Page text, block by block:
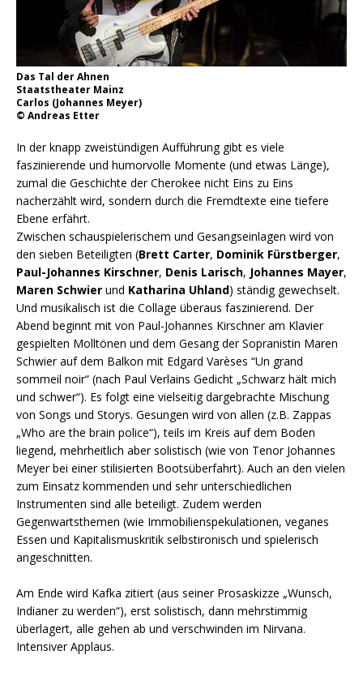
Das Tal der Ahnen
Staatstheater Mainz
Carlos (Johannes Meyer)
© Andreas Etter
In der knapp zweistündigen Aufführung gibt es viele
faszinierende und humorvolle Momente (und etwas Länge),
zumal die Geschichte der Cherokee nicht Eins zu Eins
nacherzählt wird, sondern durch die Fremdtexte eine tiefere
Ebene erfährt.
Zwischen schauspielerischem und Gesangseinlagen wird von
den sieben Beteiligten (Brett Carter, Dominik Fürstberger,
Paul-Johannes Kirschner, Denis Larisch, Johannes Mayer,
Maren Schwier und Katharina Uhland) ständig gewechselt.
Und musikalisch ist die Collage überaus faszinierend. Der
Abend beginnt mit von Paul-Johannes Kirschner am Klavier
gespielten Molltönen und dem Gesang der Sopranistin Maren
Schwier auf dem Balkon mit Edgard Varèses “Un grand
sommeil noir“ (nach Paul Verlains Gedicht „Schwarz hält mich
und schwer“). Es folgt eine vielseitig dargebrachte Mischung
von Songs und Storys. Gesungen wird von allen (z.B. Zappas
„Who are the brain police“), teils im Kreis auf dem Boden
liegend, mehrheitlich aber solistisch (wie von Tenor Johannes
Meyer bei einer stilisierten Bootsüberfahrt). Auch an den vielen
zum Einsatz kommenden und sehr unterschiedlichen
Instrumenten sind alle beteiligt. Zudem werden
Gegenwartsthemen (wie Immobilienspekulationen, veganes
Essen und Kapitalismuskritik selbstironisch und spielerisch
angeschnitten.
Am Ende wird Kafka zitiert (aus seiner Prosaskizze „Wunsch,
Indianer zu werden“), erst solistisch, dann mehrstimmig
überlagert, alle gehen ab und verschwinden im Nirvana.
Intensiver Applaus.